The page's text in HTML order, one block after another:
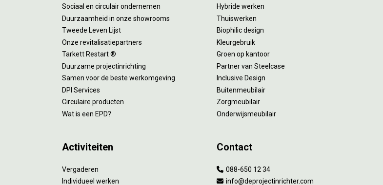
Sociaal en circulair ondernemen
Duurzaamheid in onze showrooms
Tweede Leven Lijst
Onze revitalisatiepartners
Tarkett Restart ®
Duurzame projectinrichting
Samen voor de beste werkomgeving
DPI Services
Circulaire producten
Wat is een EPD?
Activiteiten
Vergaderen
Individueel werken
Hybride werken
Thuiswerken
Biophilic design
Kleurgebruik
Groen op kantoor
Partner van Steelcase
Inclusive Design
Buitenmeubilair
Zorgmeubilair
Onderwijsmeubilair
Contact
088-650 12 34
info@deprojectinrichter.com